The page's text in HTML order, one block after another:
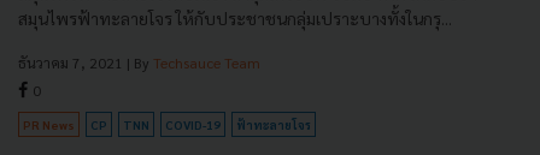
สมุนไพรฟ้าทะลายโจร ให้กับประชาชนกลุ่มเปราะบางทั้งในกรุ...
ธันวาคม 7, 2021 | By Techsauce Team
0
PR News CP TNN COVID-19 ฟ้าทะลายโจร